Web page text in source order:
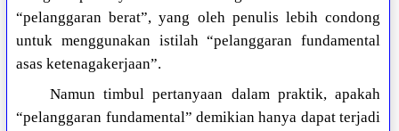
“pelanggaran berat”, yang oleh penulis lebih condong
untuk menggunakan istilah “pelanggaran fundamental
asas ketenagakerjaan”.
Namun timbul pertanyaan dalam praktik, apakah
“pelanggaran fundamental” demikian hanya dapat terjadi